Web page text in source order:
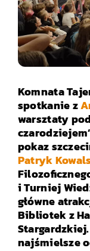
Komnata
spotkanie z
warsztaty
pokaz
Patryk
i Turniej
główne
Bibliotek z
najśmielsze